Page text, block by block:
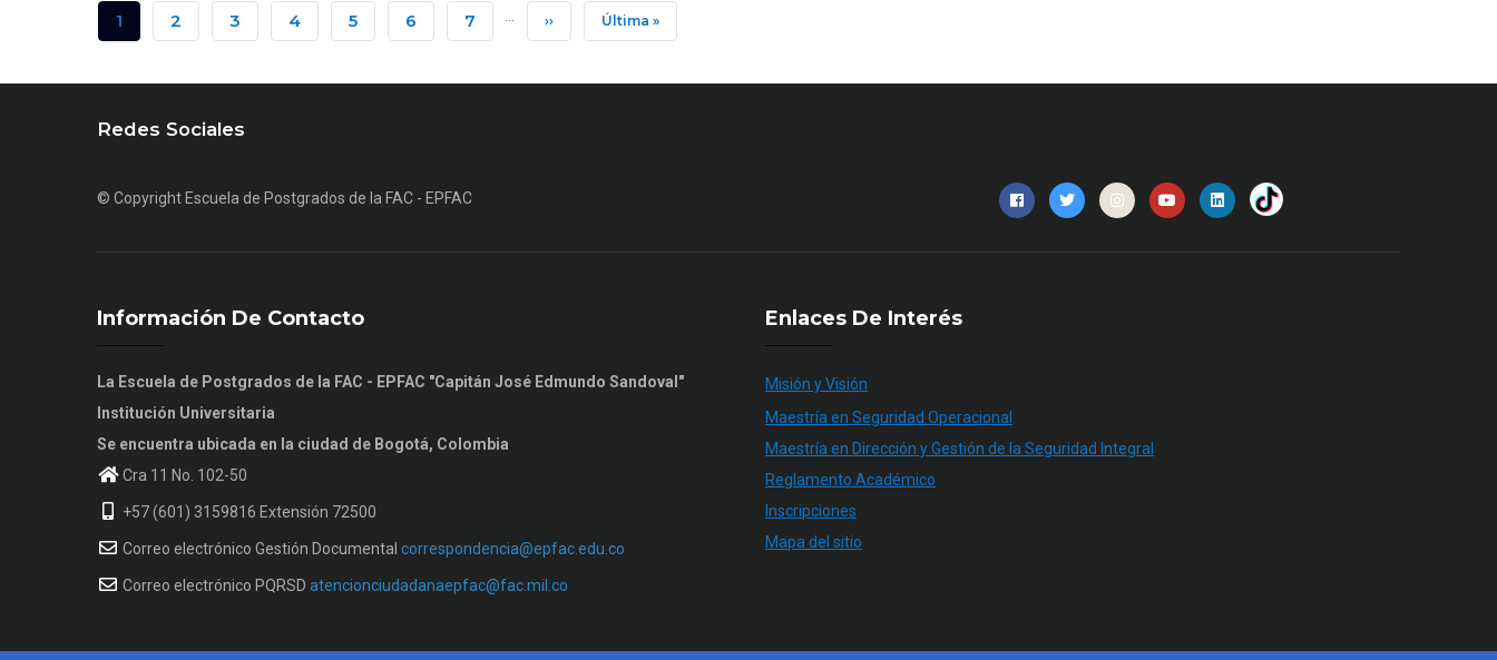
Paginación
Página
1 Página
2 Página
3 Página
4 Página
5 Página
6 Página
7 Siguiente
›› Última
Última »
Redes Sociales
© CopyrightEscuela de Postgrados de la FAC - EPFAC
Información De Contacto
La Escuela de Postgrados de la FAC - EPFAC "Capitán José Edmundo Sandoval"
Institución Universitaria
Se encuentra ubicada en la ciudad de Bogotá, Colombia
Cra 11 No. 102-50
+57 (601) 3159816 Extensión 72500
Correo electrónico Gestión Documental correspondencia@epfac.edu.co
Correo electrónico PQRSD atencionciudadanaepfac@fac.mil.co
Enlaces De Interés
Misión y Visión
Maestría en Seguridad Operacional
Maestría en Dirección y Gestión de la Seguridad Integral
Reglamento Académico
Inscripciones
Mapa del sitio